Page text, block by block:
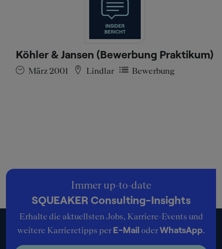
Köhler & Jansen (Bewerbung Praktikum)
März 2001 Lindlar Bewerbung
Immer up-to-date
SQUEAKER Consulting-Insights
Erhalte die aktuellsten Jobs, Karriere-Events und
weitere Karrieretipps per E-Mail oderWhatsApp.